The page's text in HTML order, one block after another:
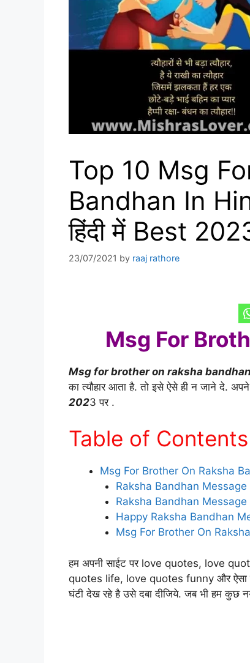
Top 10 Msg
Bandhan In
हिंदी में Best
23/07/2021 by raaj rathore
Msg For
Msg for brother on raksha bandhan
का त्यौहार आता है. तो इसे ऐसे ही न जाने दे. अपने
2023 पर .
Table of Contents
Msg For Brother On Raksha
Raksha Bandhan Message
Raksha Bandhan Message
Happy Raksha Bandhan
Msg For Brother On
हम अपनी साईट पर love quotes, love
quotes life, love quotes funny और ऐसा
घंटी देख रहे है उसे दबा दीजिये. जब भी हम कुछ